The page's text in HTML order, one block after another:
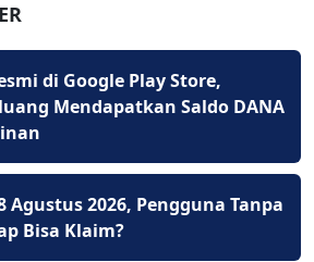
di Google Play Store,
Mendapatkan Saldo DANA
Agustus 2026, Pengguna Tanpa
Bisa Klaim?